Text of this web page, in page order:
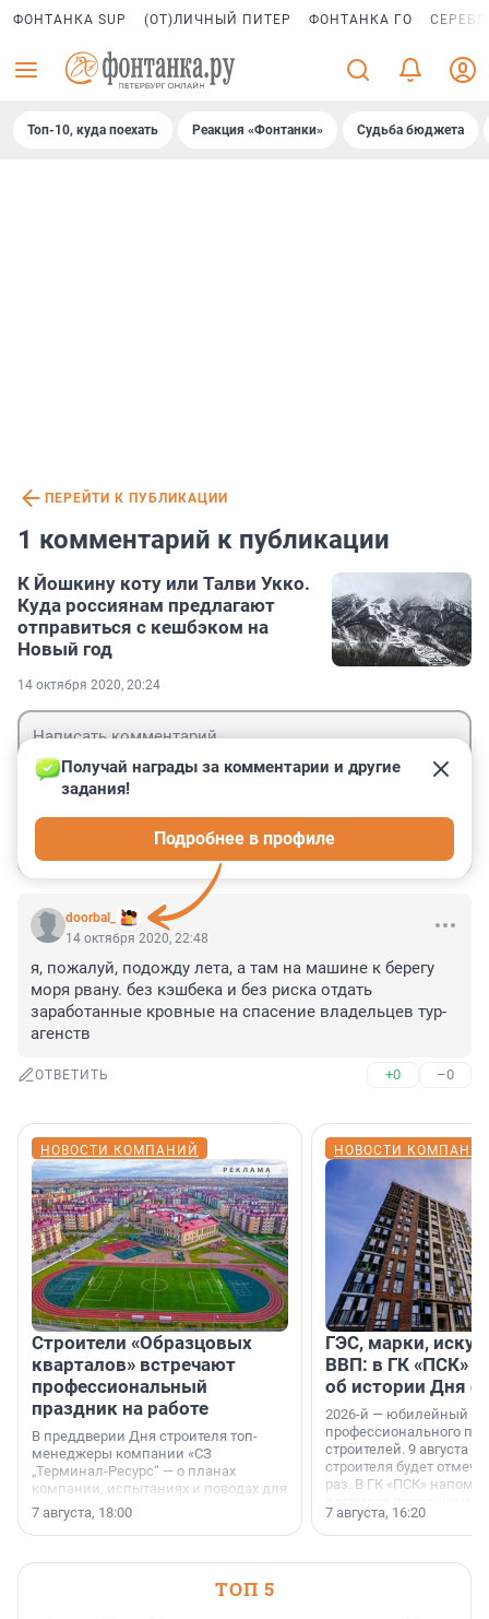
ФОНТАНКА SUP (ОТ)ЛИЧНЫЙ ПИТЕР ФОНТАНКА ГО
Топ-10, куда поехать Реакция «Фонтанки» Судьба бюджета
ПЕРЕЙТИ К ПУБЛИКАЦИИ
1 комментарий к публикации
К Йошкину коту или Талви Укко.
Куда россиянам предлагают
отправиться с кешбэком на
Новый год
14 октября 2020, 20:24
doorbal_
Получай награды за комментарии и другие
задания!
Подробнее в профиле
14 октября 2020, 22:48
я, пожалуй, подожду лета, а там на машине к берегу
моря рвану. без кэшбека и без риска отдать
заработанные кровные на спасение владельцев тур-
агенств
ОТВЕТИТЬ +0 –0
НОВОСТИ КОМПАНИЙ
Строители «Образцовых
кварталов» встречают
профессиональный
праздник на работе
В преддверии Дня строителя топ-
менеджеры компании «СЗ
„Терминал-Ресурс“ — о планах
компании, испытаниях и поводах для
осторожного оптимизма.
7 августа, 18:00
НОВОСТИ
ГЭС, марки,
ВВП: в ГК «ПСК»
об истории Дня
2026-й — юбилейный
профессионального
строителей. 9 августа
строителя будет
раз. В ГК «ПСК»
поменялась роль
7 августа, 16:20
ТОП 5